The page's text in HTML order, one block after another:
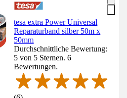
tesa extra Power Universal
Reparaturband silber 50m x
50mm
Durchschnittliche Bewertung:
5 von 5 Sternen. 6
Bewertungen.